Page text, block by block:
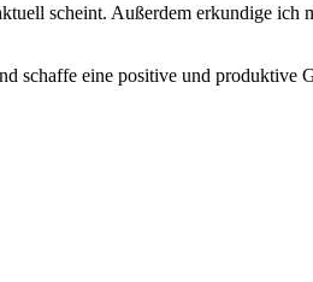
scheint. Außerdem erkundige ich
schaffe eine positive und produktive